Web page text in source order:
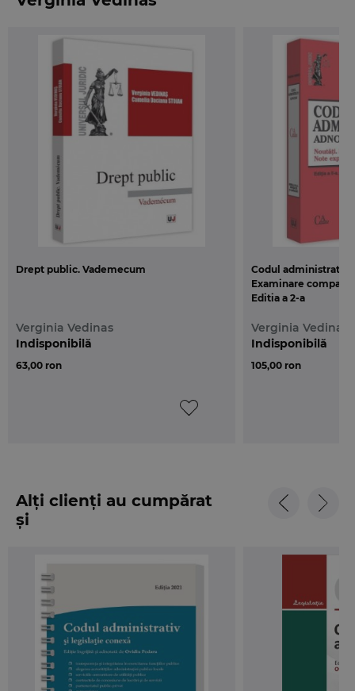
spre a se imbunatati continutul Codului
se supun lui, dar si viata beneficiarilor acestei
activitati.”
Prof. univ. dr. Verginia Vedinas
Drept public. Vademecum
Verginia Vedinas
63,00 ron
Indisponibilă
Codul administrativ
Examinare
Editia a 2-a
Verginia Vedinas
105,00 ron
Indisponibilă
Alți clienți au cumpărat
și